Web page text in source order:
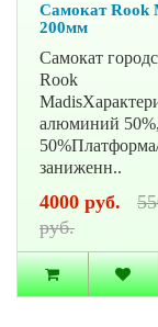
Самокат Rook
200мм
Самокат
Rook
алюминий 50%,
заниженн..
4000 руб.
руб.